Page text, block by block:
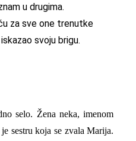
u drugima.
za sve one trenutke
svoju brigu.
selo. Žena neka, imenom
sestru koja se zvala Marija.